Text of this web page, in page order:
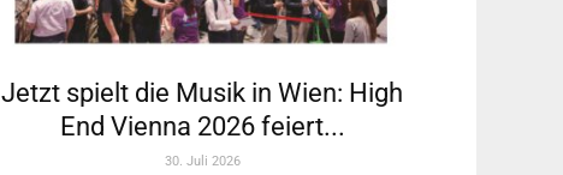
Jetzt spielt die Musik in Wien: High
End Vienna 2026 feiert...
30. Juli 2026